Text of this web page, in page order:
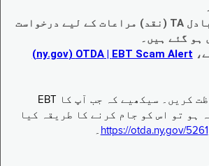
گھر والے اب بھی متبادل TA (نقد) مراعات کے لیے درخواست
ہو گئے ہیں۔
EBT Scam Alert ‏| OTDA ‏(ny.gov)
اپنی مراعات کی حفاظت کریں۔ سیکھیے کہ جب آپ کا EBT
ہو تو اس کو جام کرنے کا طریقہ کیا
https://otda.ny.gov/5261 ۔